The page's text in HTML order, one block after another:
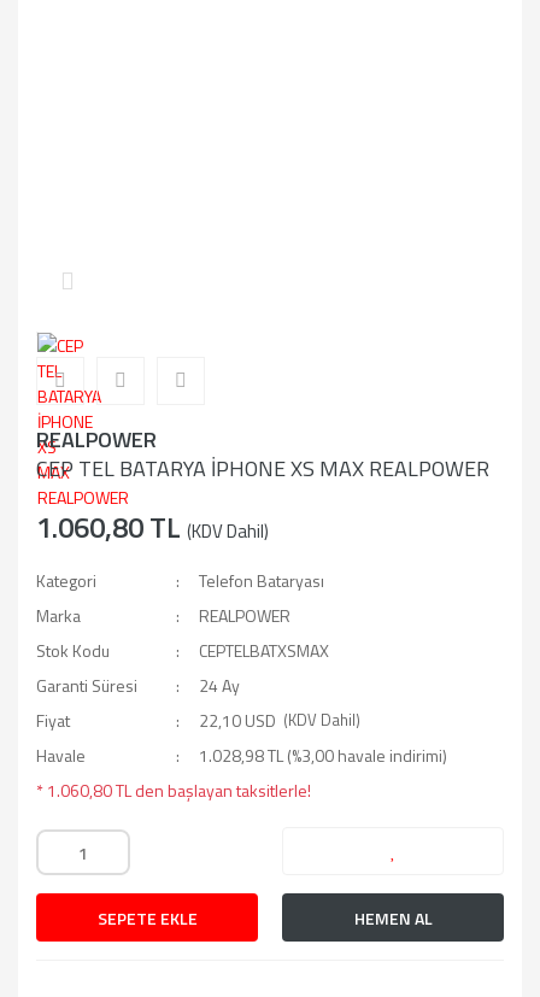
REALPOWER
CEP TEL BATARYA İPHONE XS MAX REALPOWER
1.060,80 TL (KDV Dahil)
Kategori
Telefon Bataryası
Marka
REALPOWER
Stok Kodu
CEPTELBATXSMAX
Garanti Süresi
24 Ay
Fiyat
22,10 USD (KDV Dahil)
Havale
1.028,98 TL (%3,00 havale indirimi)
* 1.060,80 TL den başlayan taksitlerle!
SEPETE EKLE HEMEN AL